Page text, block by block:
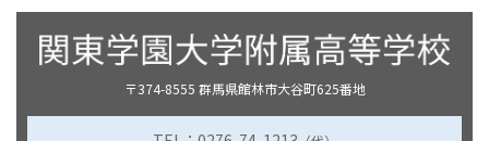
〒374-8555 群馬県館林市大谷町625番地